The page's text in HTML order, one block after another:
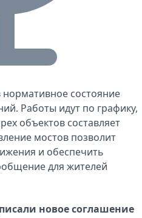
состояние
Работы идут по графику,
объектов составляет
мостов позволит
и обеспечить
для жителей
новое соглашение